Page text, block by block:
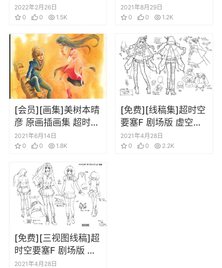
得爱
2022年2月26日
0
0 1.5K
定集
2021年8月29日
0
0 1.2K
[会员][画集]美树本晴
彦 原画插画集 超时空
要塞 Macross
2021年6月14日
0
0 1.8K
[免费][线稿集]超时空
要塞F 剧场版 虚空歌
姬设定线稿集
2021年4月28日
0
0 2.2K
[免费][三视图线稿]超
时空要塞F 剧场版 恋
离飞翼线稿集
2021年4月28日